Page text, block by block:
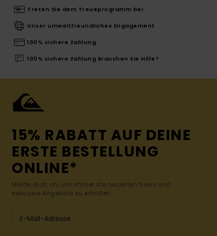
Treten Sie dem Treueprogramm bei
Unser umweltfreundliches Engagement
100% sichere Zahlung
100% sichere Zahlung Brauchen Sie Hilfe?
15% RABATT AUF DEINE
ERSTE BESTELLUNG
ONLINE*
Melde dich an, um immer die neuesten News und
exklusive Angebote zu erhalten.